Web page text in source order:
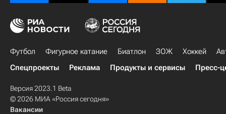
Футбол Фигурное катание Биатлон ЗОЖ Хоккей
Спецпроекты
Реклама Продукты и сервисы Пресс-
Версия 2023.1 Beta
© 2026 МИА «Россия сегодня»
Вакансии